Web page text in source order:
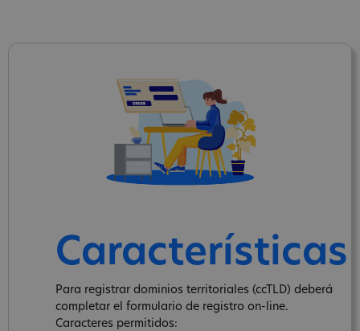
Características
Para registrar dominios territoriales (ccTLD) deberá
completar el formulario de registro on-line.
Caracteres permitidos: